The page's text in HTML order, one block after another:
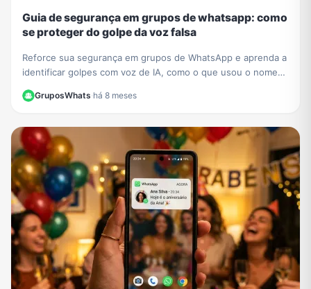
Guia de segurança em grupos de whatsapp: como
se proteger do golpe da voz falsa
Reforce sua segurança em grupos de WhatsApp e aprenda a
identificar golpes com voz de IA, como o que usou o nome
GruposWhats·há 8 meses